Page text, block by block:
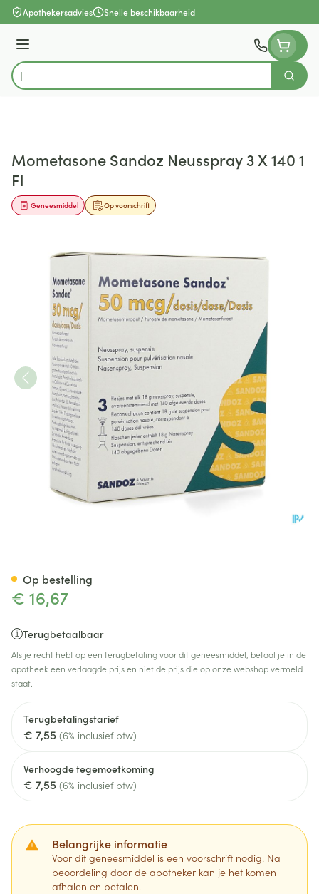
Ga naar de inhoud
Apothekersadvies Snelle beschikbaarheid
Menu
Product, merk, categorie...
Zoek
Mometasone Sandoz Neusspray 3 X 140 1
Fl
Op voorschrift
Geneesmiddel
€ 16,67
Terugbetaalbaar
Als je recht hebt op een terugbetaling voor dit geneesmiddel, betaal je in de
apotheek een verlaagde prijs en niet de prijs die op onze webshop vermeld
staat.
Terugbetalingstarief
€ 7,55 (6% inclusief btw)
Verhoogde tegemoetkoming
€ 7,55 (6% inclusief btw)
Belangrijke informatie
Voor dit geneesmiddel is een voorschrift nodig. Na
beoordeling door de apotheker kan je het komen
afhalen en betalen.
Op bestelling